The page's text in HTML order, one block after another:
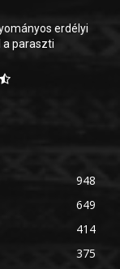
erdélyi
paraszti
948
649
414
375